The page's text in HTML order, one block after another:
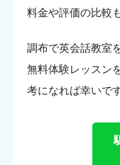
料金や評価の比較
調布で英会話教室
無料体験レッスン
考になれば幸いです